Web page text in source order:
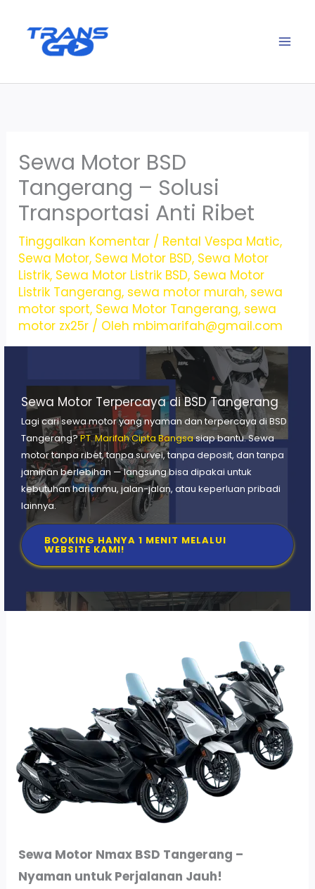
Sewa Motor BSD
Tangerang – Solusi
Transportasi Anti Ribet
Tinggalkan Komentar / Rental Vespa Matic,
Sewa Motor, Sewa Motor BSD, Sewa Motor
Listrik, Sewa Motor Listrik BSD, Sewa Motor
Listrik Tangerang, sewa motor murah, sewa
motor sport, Sewa Motor Tangerang, sewa
motor zx25r / Oleh mbimarifah@gmail.com
Sewa Motor Terpercaya di BSD Tangerang
Lagi cari sewa motor yang nyaman dan terpercaya di BSD
Tangerang?PT. Marifah Cipta Bangsasiap bantu. Sewa
motor tanpa ribet, tanpa survei, tanpa deposit, dan tanpa
jaminan berlebihan — langsung bisa dipakai untuk
kebutuhan harianmu, jalan-jalan, atau keperluan pribadi
lainnya.
BOOKING HANYA 1 MENIT MELALUI
WEBSITE KAMI!
Sewa Motor Nmax BSD Tangerang –
Nyaman untuk Perjalanan Jauh!